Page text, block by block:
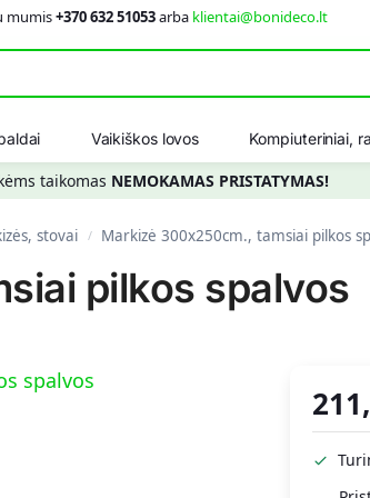
mumis+370 632 51053arba klientai@bonideco.lt
Vaikiškos lovos Kompiuteriniai,
taikomas NEMOKAMAS PRISTATYMAS!
stovai / Markizė 300x250cm., tamsiai pilkos
pilkos spalvos